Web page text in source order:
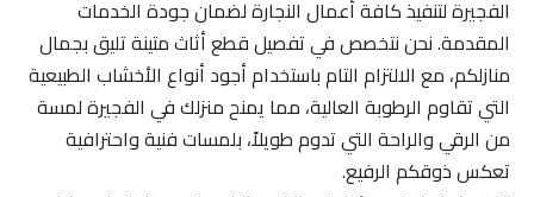
الفجيرة لتنفيذ كافة أعمال النجارة لضمان جودة الخدمات
المقدمة. نحن نتخصص في تفصيل قطع أثاث متينة تليق بجمال
منازلكم، مع الالتزام التام باستخدام أجود أنواع الأخشاب الطبيعية
التي تقاوم الرطوبة العالية، مما يمنح منزلك في الفجيرة لمسة
من الرقي والراحة التي تدوم طويلاً، بلمسات فنية واحترافية
تعكس ذوقكم الرفيع.